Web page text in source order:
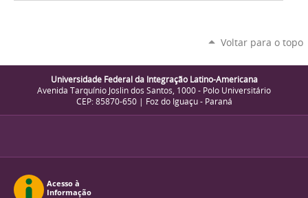
Voltar para o topo
Universidade Federal da Integração Latino-Americana
Avenida Tarquínio Joslin dos Santos, 1000 - Polo Universitário
CEP: 85870-650 | Foz do Iguaçu - Paraná